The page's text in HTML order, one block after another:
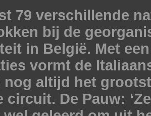
79 verschillende
bij de
in België. Met
vormt de
nog altijd het
circuit. De Pauw: